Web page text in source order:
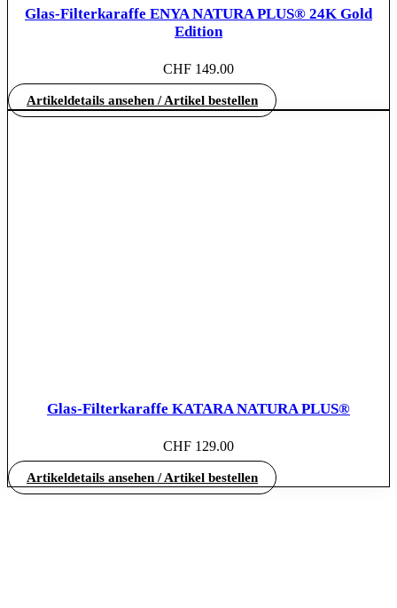
Glas-Filterkaraffe ENYA NATURA PLUS® 24K Gold
Edition
CHF 149.00
Artikeldetails ansehen / Artikel bestellen
Glas-Filterkaraffe KATARA NATURA PLUS®
CHF 129.00
Artikeldetails ansehen / Artikel bestellen